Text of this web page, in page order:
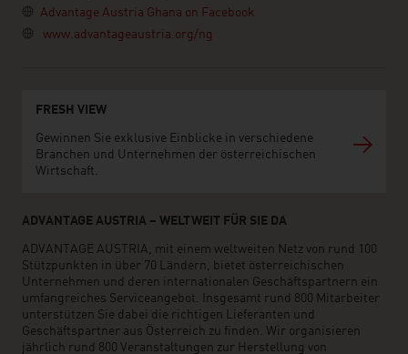
Advantage Austria Ghana on Facebook
www.advantageaustria.org/ng
FRESH VIEW
Gewinnen Sie exklusive Einblicke in verschiedene
Branchen und Unternehmen der österreichischen
Wirtschaft.
ADVANTAGE AUSTRIA – WELTWEIT FÜR SIE DA
ADVANTAGE AUSTRIA, mit einem weltweiten Netz von rund 100
Stützpunkten in über 70 Ländern, bietet österreichischen
Unternehmen und deren internationalen Geschäftspartnern ein
umfangreiches Serviceangebot. Insgesamt rund 800 Mitarbeiter
unterstützen Sie dabei die richtigen Lieferanten und
Geschäftspartner aus Österreich zu finden. Wir organisieren
jährlich rund 800 Veranstaltungen zur Herstellung von